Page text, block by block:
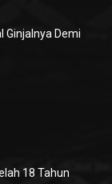
Ginjalnya Demi
18 Tahun